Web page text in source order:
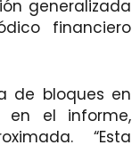
generalizada
financiero
de bloques en
en el informe,
“Esta